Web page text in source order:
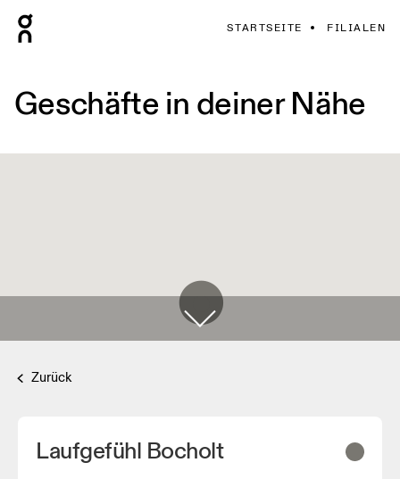
STARTSEITE FILIALEN
Geschäfte in deiner Nähe
Zurück
Laufgefühl Bocholt